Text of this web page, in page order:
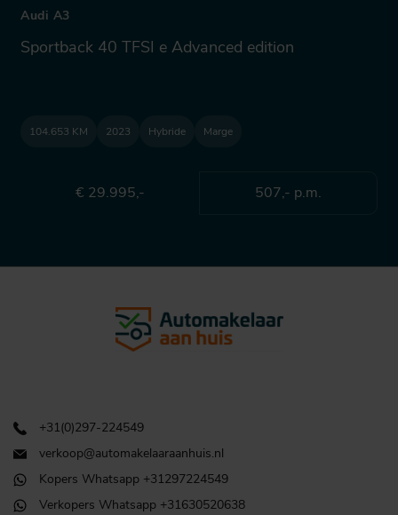
Audi A3
Sportback 40 TFSI e Advanced edition
104.653 KM 2023 Hybride Marge
€ 29.995,- 507,- p.m.
+31(0)297-224549
verkoop@automakelaaraanhuis.nl
Kopers Whatsapp +31297224549
Verkopers Whatsapp +31630520638